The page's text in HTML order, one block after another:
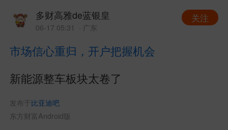
多财高雅de蓝银皇
06-17 05:31 · 广东
关注
市场信心重归，开户把握机会
新能源整车板块太卷了
发布于 比亚迪吧
东方财富Android版